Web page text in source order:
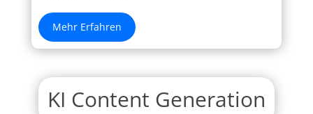
Mehr Erfahren
KI Content Generation